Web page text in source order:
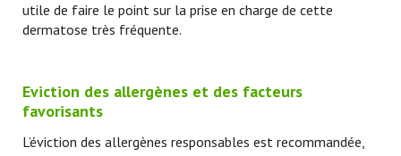
utile de faire le point sur la prise en charge de cette
dermatose très fréquente.
Eviction des allergènes et des facteurs
favorisants
L’éviction des allergènes responsables est recommandée,